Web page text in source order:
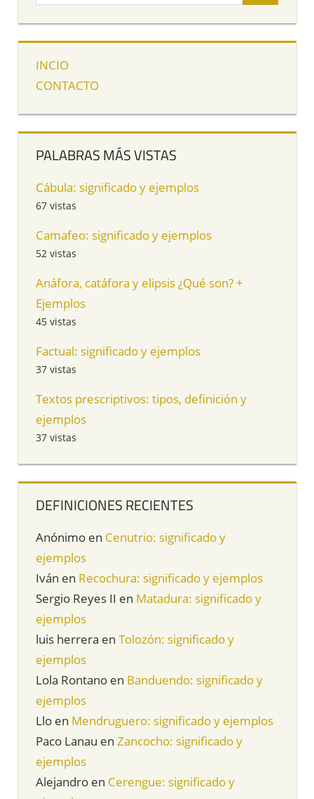
INCIO
CONTACTO
PALABRAS MÁS VISTAS
Cábula: significado y ejemplos
67 vistas
Camafeo: significado y ejemplos
52 vistas
Anáfora, catáfora y elipsis ¿Qué son? +
Ejemplos
45 vistas
Factual: significado y ejemplos
37 vistas
Textos prescriptivos: tipos, definición y
ejemplos
37 vistas
DEFINICIONES RECIENTES
Anónimo en Cenutrio: significado y
ejemplos
Iván en Recochura: significado y ejemplos
Sergio Reyes II en Matadura: significado y
ejemplos
luis herrera en Tolozón: significado y
ejemplos
Lola Rontano en Banduendo: significado y
ejemplos
Llo en Mendruguero: significado y ejemplos
Paco Lanau en Zancocho: significado y
ejemplos
Alejandro en Cerengue: significado y